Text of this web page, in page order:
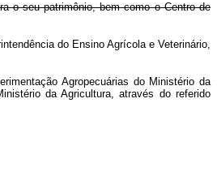
o seu patrimônio, bem como o Centro de
do Ensino Agrícola e Veterinário,
Agropecuárias do Ministério da
da Agricultura, através do referido